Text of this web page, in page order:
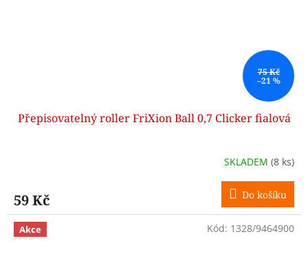
75 Kč
–21 %
Přepisovatelný roller FriXion Ball 0,7 Clicker fialová
SKLADEM (8 ks)
59 Kč Do košíku
Akce Kód: 1328/9464900